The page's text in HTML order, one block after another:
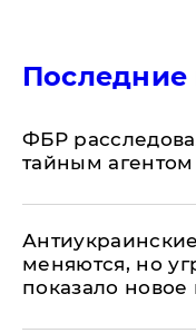
Последние
ФБР
тайным
меняются, но
показало